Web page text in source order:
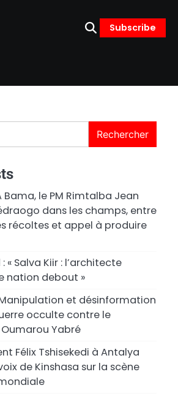
Subscribe
Rechercher
Bama, le PM Rimtalba Jean
dans les champs, entre
récoltes et appel à produire
« Salva Kiir : l’architecte
nation debout »
et désinformation
occulte contre le
Yabré
Félix Tshisekedi à Antalya
de Kinshasa sur la scène